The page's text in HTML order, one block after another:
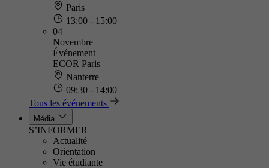
Paris
13:00 - 15:00
04
Novembre
Événement
ECOR Paris
Nanterre
09:30 - 14:00
Tous les événements
Média
S’INFORMER
Actualité
Orientation
Vie étudiante